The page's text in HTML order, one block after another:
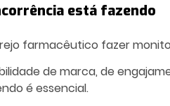
está fazendo
farmacêutico fazer
de marca, de
é essencial.